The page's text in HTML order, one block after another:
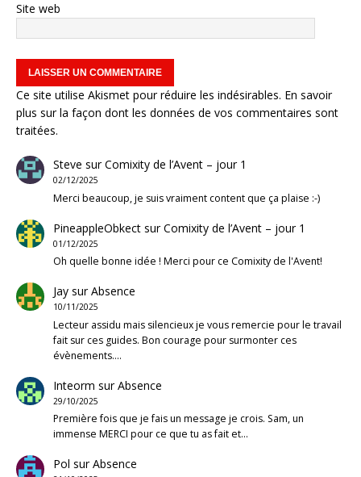
Site web
Ce site utilise Akismet pour réduire les indésirables. En savoir
plus sur la façon dont les données de vos commentaires sont
traitées.
Steve surComixity de l’Avent – jour 1
02/12/2025
Merci beaucoup, je suis vraiment content que ça plaise :-)
PineappleObkectsurComixity de l’Avent – jour 1
01/12/2025
Oh quelle bonne idée ! Merci pour ce Comixity de l'Avent!
JaysurAbsence
10/11/2025
Lecteur assidu mais silencieux je vous remercie pour le travail
fait sur ces guides. Bon courage pour surmonter ces
évènements.…
Inteorm surAbsence
29/10/2025
Première fois que je fais un message je crois. Sam, un
immense MERCI pour ce que tu as fait et…
Pol surAbsence